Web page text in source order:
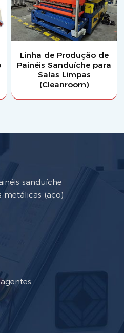
Linha de Produção de
Painéis Sanduíche para
Salas Limpas
(Cleanroom)
sanduíche
metálicas (aço)